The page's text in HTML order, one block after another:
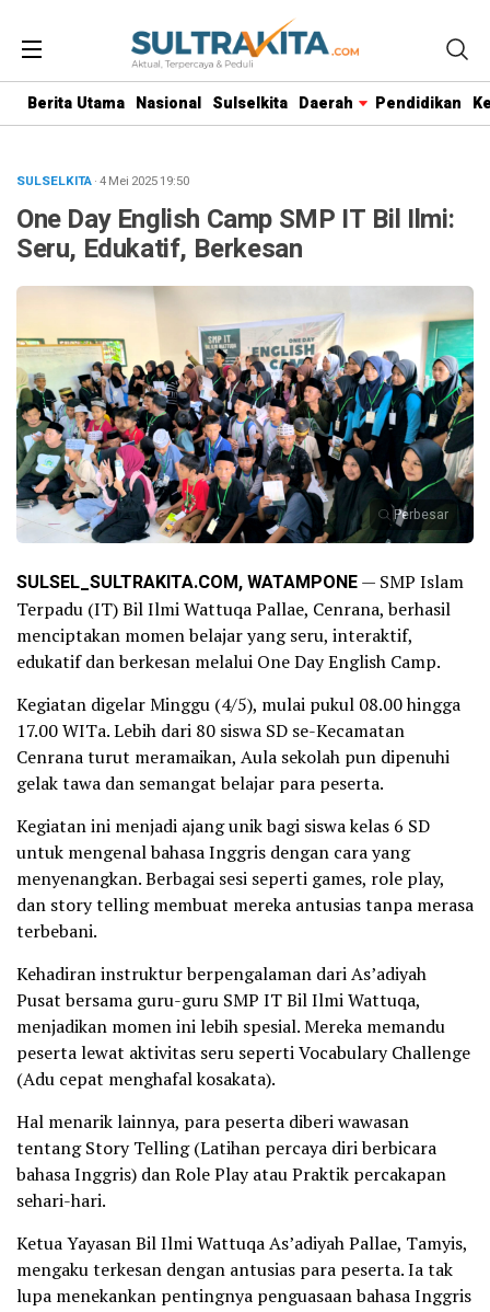
Berita Utama Nasional Sulselkita Daerah Pendidikan
SULSELKITA· 4 Mei 202519:50
One Day English Camp SMP IT Bil Ilmi:
Seru, Edukatif, Berkesan
Perbesar
SULSEL_SULTRAKITA.COM, WATAMPONE— SMP Islam
Terpadu (IT) Bil Ilmi Wattuqa Pallae, Cenrana, berhasil
menciptakan momen belajar yang seru, interaktif,
edukatif dan berkesan melalui One Day English Camp.
Kegiatan digelar Minggu (4/5), mulai pukul 08.00 hingga
17.00 WITa. Lebih dari 80 siswa SD se-Kecamatan
Cenrana turut meramaikan, Aula sekolah pun dipenuhi
gelak tawa dan semangat belajar para peserta.
Kegiatan ini menjadi ajang unik bagi siswa kelas 6 SD
untuk mengenal bahasa Inggris dengan cara yang
menyenangkan. Berbagai sesi seperti games, role play,
dan story telling membuat mereka antusias tanpa merasa
terbebani.
Kehadiran instruktur berpengalaman dari As’adiyah
Pusat bersama guru-guru SMP IT Bil Ilmi Wattuqa,
menjadikan momen ini lebih spesial. Mereka memandu
peserta lewat aktivitas seru seperti Vocabulary Challenge
(Adu cepat menghafal kosakata).
Hal menarik lainnya, para peserta diberi wawasan
tentang Story Telling (Latihan percaya diri berbicara
bahasa Inggris) dan Role Play atau Praktik percakapan
sehari-hari.
Ketua Yayasan Bil Ilmi Wattuqa As’adiyah Pallae, Tamyis,
mengaku terkesan dengan antusias para peserta. Ia tak
lupa menekankan pentingnya penguasaan bahasa Inggris